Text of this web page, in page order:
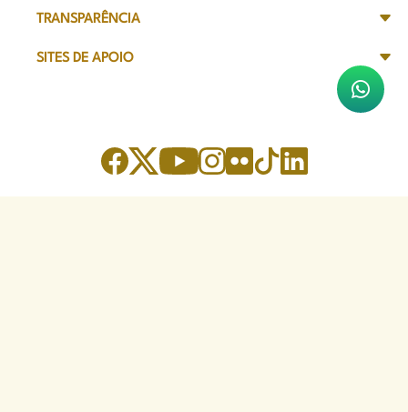
TRANSPARÊNCIA
SITES DE APOIO